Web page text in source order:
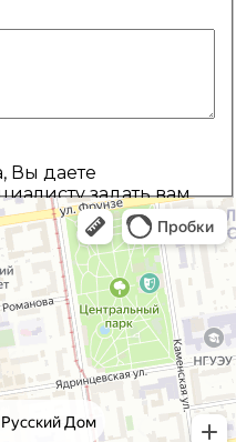
Рассчитать цену